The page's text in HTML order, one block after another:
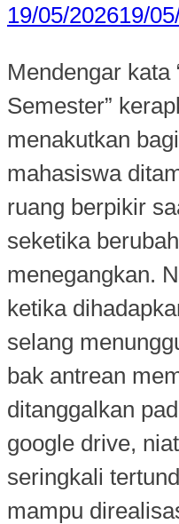
19/05/202619/
Mendengar kata
Semester”
menakutkan
mahasiswa
ruang berpikir
seketika
menegangkan.
ketika
selang
bak antrean
ditanggalkan
google drive,
seringkali
mampu